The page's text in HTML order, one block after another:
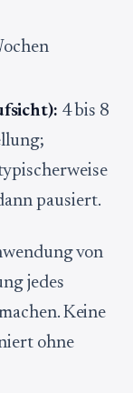
4 bis 8
pausiert.
von
jedes
Keine
ohne